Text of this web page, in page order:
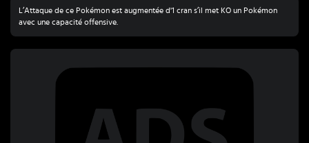
L’Attaque de ce Pokémon est augmentée d'1 cran s’il met KO un Pokémon
avec une capacité offensive.